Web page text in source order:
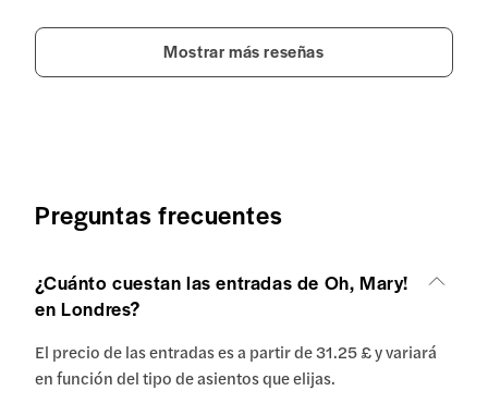
Mostrar más reseñas
Preguntas frecuentes
¿Cuánto cuestan las entradas de Oh, Mary!
en Londres?
El precio de las entradas es a partir de 31.25 £ y variará
en función del tipo de asientos que elijas.